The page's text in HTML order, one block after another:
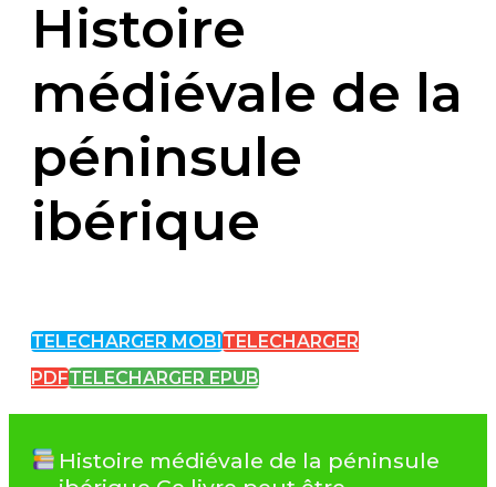
Histoire
médiévale de la
péninsule
ibérique
TELECHARGER MOBI TELECHARGER
PDFTELECHARGER EPUB
Histoire médiévale de la péninsule